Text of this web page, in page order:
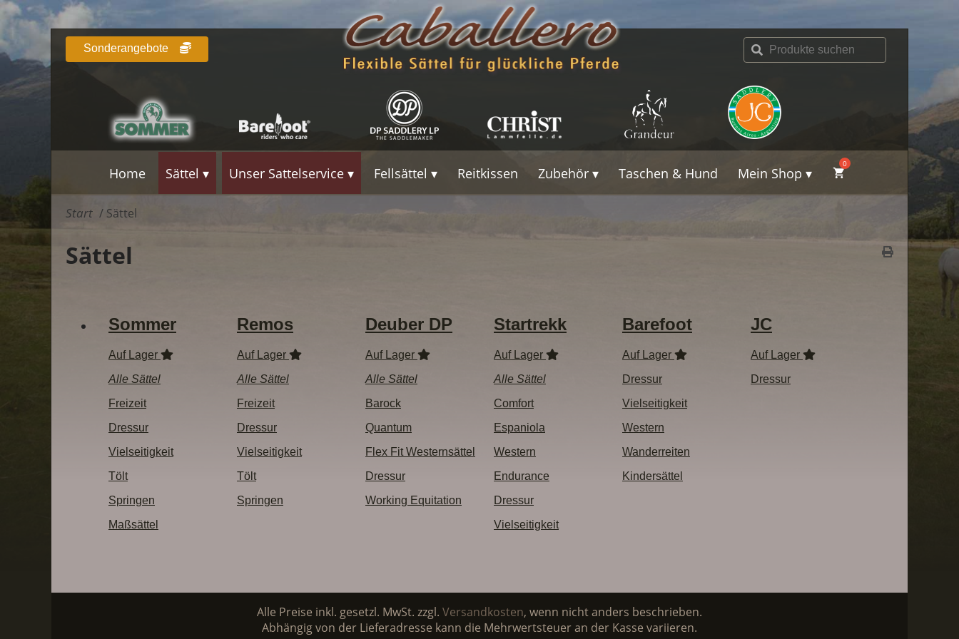
Sonderangebote
Home Sättel Unser Sattelservice Fellsättel Reitkissen Zubehör Taschen & Hund Mein Shop
Start / Sättel
Sättel
Sommer
Auf Lager
Alle Sättel
Freizeit
Dressur
Vielseitigkeit
Tölt
Springen
Maßsättel
Remos
Auf Lager
Alle Sättel
Freizeit
Dressur
Vielseitigkeit
Tölt
Springen
Deuber DP
Auf Lager
Alle Sättel
Barock
Quantum
Flex Fit Westernsättel
Dressur
Working Equitation
Startrekk
Auf Lager
Alle Sättel
Comfort
Espaniola
Western
Endurance
Dressur
Vielseitigkeit
Barefoot
Auf Lager
Dressur
Vielseitigkeit
Western
Wanderreiten
Kindersättel
JC
Auf Lager
Dressur
Alle Preise inkl. gesetzl. MwSt. zzgl. Versandkosten, wenn nicht anders beschrieben.
Abhängig von der Lieferadresse kann die Mehrwertsteuer an der Kasse variieren.